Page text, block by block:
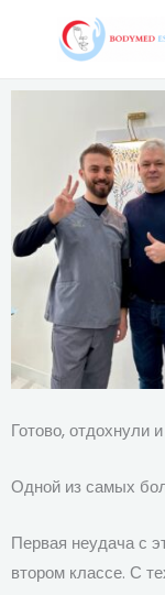
Готово, отдохнули
Одной из самых
Первая неудача с
втором классе. С